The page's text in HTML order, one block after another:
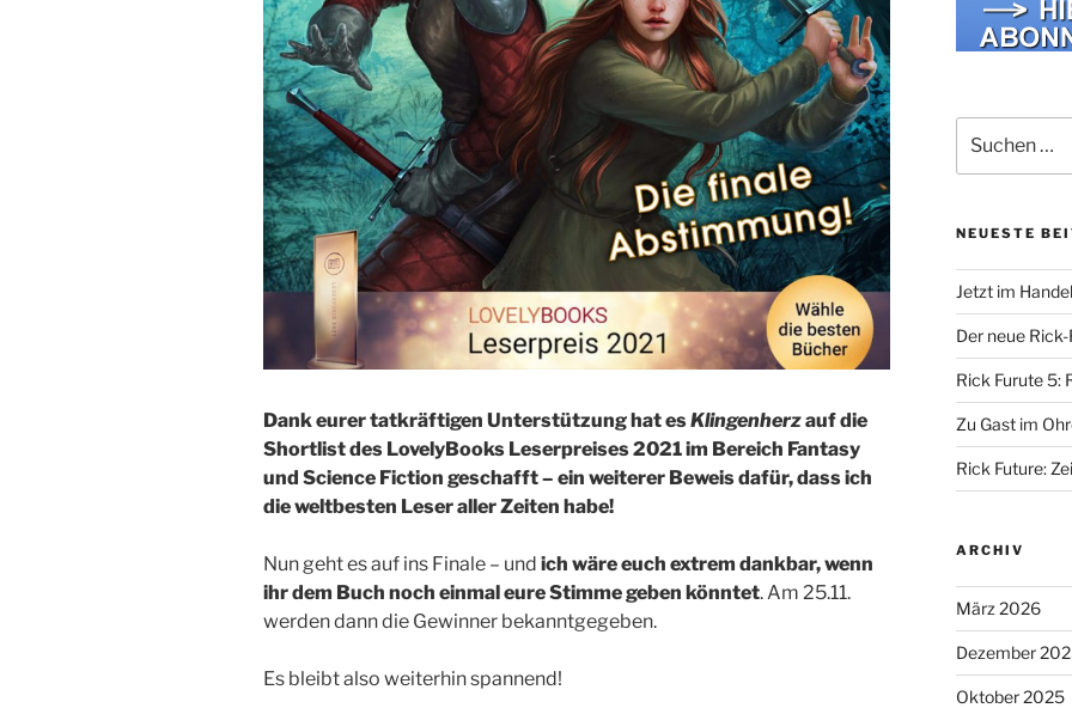
Dank eurer tatkräftigen Unterstützung hat esKlingenherzauf die
Shortlist des LovelyBooks Leserpreises 2021 im Bereich Fantasy
und Science Fiction geschafft – ein weiterer Beweis dafür, dass ich
die weltbesten Leser aller Zeiten habe!
Nun geht es auf ins Finale – und ich wäre euch extrem dankbar, wenn
ihr dem Buch noch einmal eure Stimme geben könntet. Am 25.11.
werden dann die Gewinner bekanntgegeben.
Es bleibt also weiterhin spannend!
nach:
NEUESTE
Jetzt im
Der neue
Rick Furute 5:
Zu Gast im
Rick Future:
ARCHIV
März 2026
Dezember
Oktober 2025